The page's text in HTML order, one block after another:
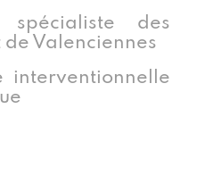
spécialiste des
Valenciennes
interventionnelle